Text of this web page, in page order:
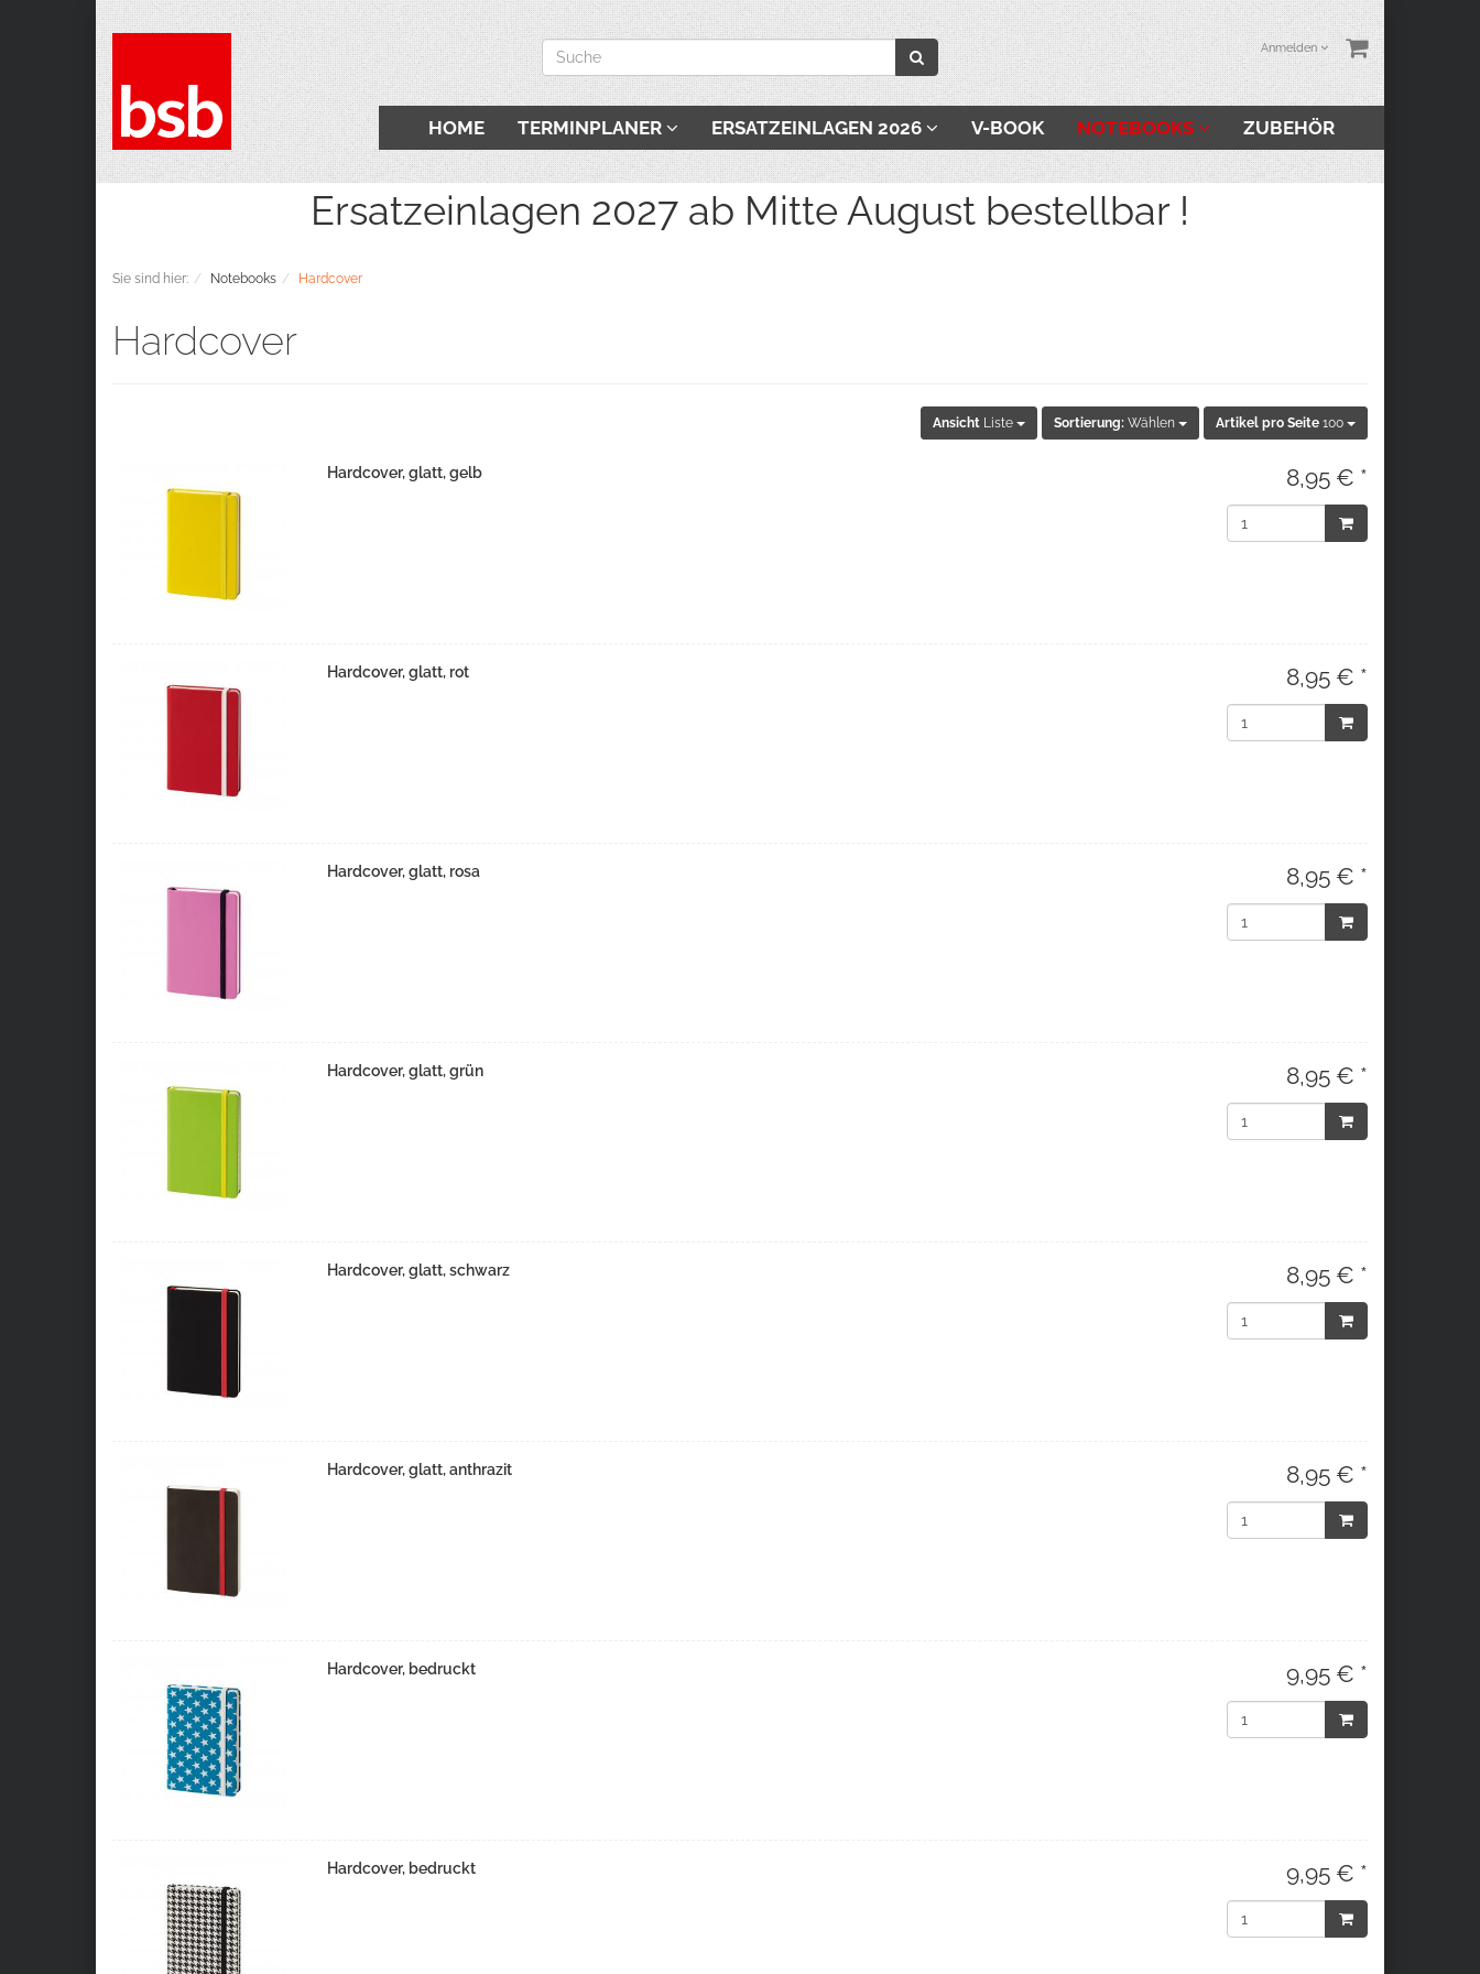
Anmelden
HOME TERMINPLANER ERSATZEINLAGEN 2026 V-BOOK NOTEBOOKS ZUBEHÖR
Ersatzeinlagen 2027 ab Mitte August bestellbar !
Sie sind hier: Notebooks Hardcover
Hardcover
Ansicht Liste Sortierung: Wählen Artikel pro Seite 100
Hardcover, glatt, gelb 8,95 € *
Hardcover, glatt, rot 8,95 € *
Hardcover, glatt, rosa 8,95 € *
Hardcover, glatt, grün 8,95 € *
Hardcover, glatt, schwarz 8,95 € *
Hardcover, glatt, anthrazit 8,95 € *
Hardcover, bedruckt 9,95 € *
Hardcover, bedruckt 9,95 € *